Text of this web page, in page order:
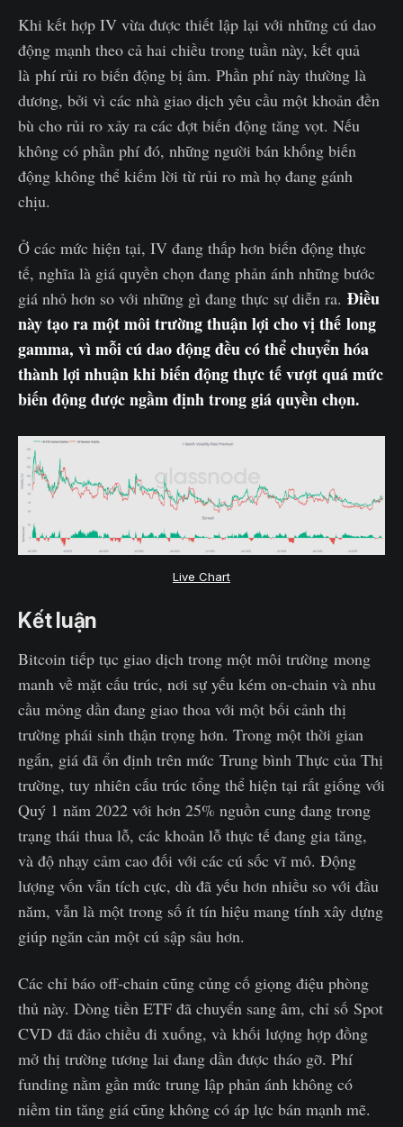
Khi kết hợp IV vừa được thiết lập lại với những cú dao
động mạnh theo cả hai chiều trong tuần này, kết quả
là phí rủi ro biến động bị âm. Phần phí này thường là
dương, bởi vì các nhà giao dịch yêu cầu một khoản đền
bù cho rủi ro xảy ra các đợt biến động tăng vọt. Nếu
không có phần phí đó, những người bán khống biến
động không thể kiếm lời từ rủi ro mà họ đang gánh
chịu.
Ở các mức hiện tại, IV đang thấp hơn biến động thực
tế, nghĩa là giá quyền chọn đang phản ánh những bước
giá nhỏ hơn so với những gì đang thực sự diễn ra. Điều
này tạo ra một môi trường thuận lợi cho vị thế long
gamma, vì mỗi cú dao động đều có thể chuyển hóa
thành lợi nhuận khi biến động thực tế vượt quá mức
biến động được ngầm định trong giá quyền chọn.
Live Chart
Kết luận
Bitcoin tiếp tục giao dịch trong một môi trường mong
manh về mặt cấu trúc, nơi sự yếu kém on-chain và nhu
cầu mỏng dần đang giao thoa với một bối cảnh thị
trường phái sinh thận trọng hơn. Trong một thời gian
ngắn, giá đã ổn định trên mức Trung bình Thực của Thị
trường, tuy nhiên cấu trúc tổng thể hiện tại rất giống với
Quý 1 năm 2022 với hơn 25% nguồn cung đang trong
trạng thái thua lỗ, các khoản lỗ thực tế đang gia tăng,
và độ nhạy cảm cao đối với các cú sốc vĩ mô. Động
lượng vốn vẫn tích cực, dù đã yếu hơn nhiều so với đầu
năm, vẫn là một trong số ít tín hiệu mang tính xây dựng
giúp ngăn cản một cú sập sâu hơn.
Các chỉ báo off-chain cũng củng cố giọng điệu phòng
thủ này. Dòng tiền ETF đã chuyển sang âm, chỉ số Spot
CVD đã đảo chiều đi xuống, và khối lượng hợp đồng
mở thị trường tương lai đang dần được tháo gỡ. Phí
funding nằm gần mức trung lập phản ánh không có
niềm tin tăng giá cũng không có áp lực bán mạnh mẽ.